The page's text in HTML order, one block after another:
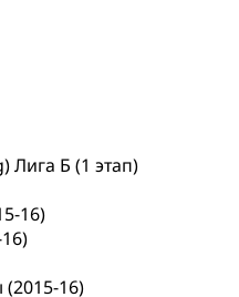
Лига Б (1 этап)